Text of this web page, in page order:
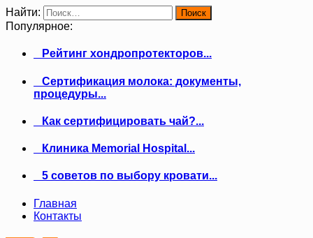
Найти:
Популярное:
Рейтинг хондропротекторов...
Сертификация молока: документы,
процедуры...
Как сертифицировать чай?...
Клиника Memorial Hospital...
5 советов по выбору кровати...
Главная
Контакты